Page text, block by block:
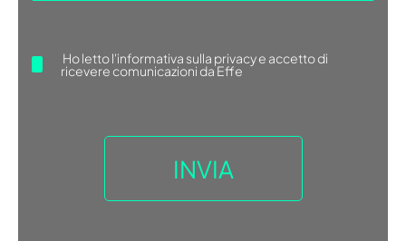
Ho lettol'informativa sulla privacye accetto di
ricevere comunicazioni da Effe